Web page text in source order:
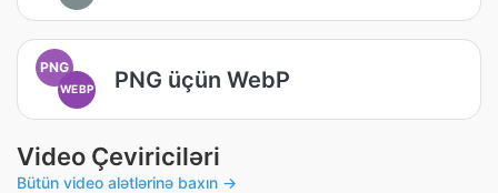
PNG
WEBP PNG üçün WebP
Video Çeviriciləri
Bütün video alətlərinə baxın →